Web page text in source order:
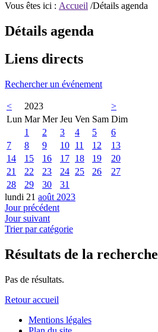
Vous êtes ici : Accueil /Détails agenda
Détails agenda
Liens directs
Rechercher un événement
< 2023
>
Lun Mar Mer Jeu Ven Sam Dim
1
2 3 4 5
6
7
8 9 10 11 12
13
14
15 16 17 18 19
20
21
22 23 24 25 26
27
28
29 30
31
lundi 21 août 2023
Jour précédent
Jour suivant
Trier par catégorie
Résultats de la recherche
Pas de résultats.
Retour accueil
Mentions légales